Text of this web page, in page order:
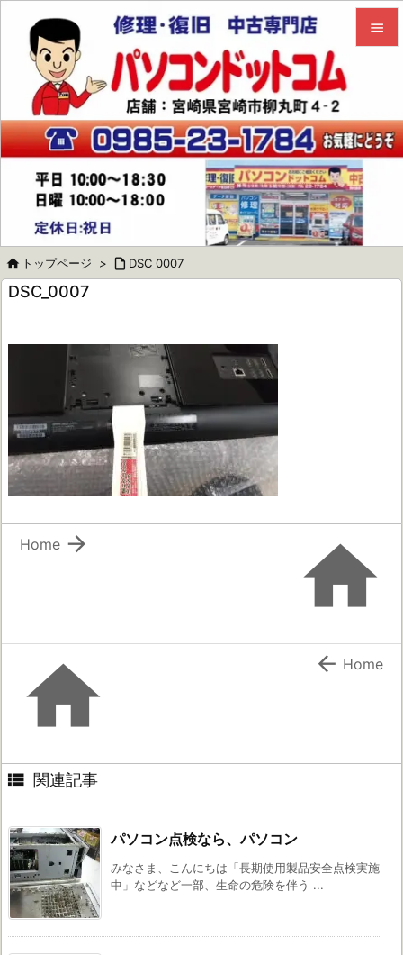

サイド


 トップページ >  DSC_0007
DSC_0007


Home
  Home
 関連記事
パソコン点検なら、パソコン
みなさま、こんにちは「長期使用製品安全点検実施
中」などなど一部、生命の危険を伴う ...